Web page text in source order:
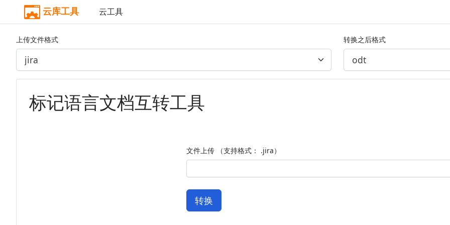
云库工具 云工具
上传文件格式 转换之后格式
标记语言文档互转工具
文件上传 （支持格式： .jira）
转换